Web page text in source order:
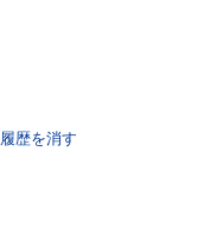
履歴を消す